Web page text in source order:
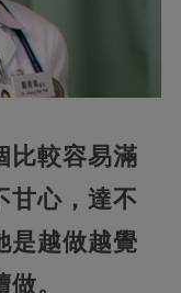
比較容易滿
甘心，達不
是越做越覺
。